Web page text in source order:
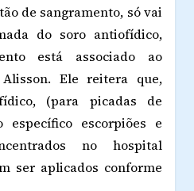
ão de sangramento, sóvai
do soro antiofídico,
está associado ao
Ele reitera que,
(para picadas de
específico escorpiões e
no hospital
ser aplicados conforme